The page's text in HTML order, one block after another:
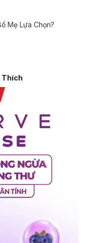
Mẹ Lựa Chọn?
Thích